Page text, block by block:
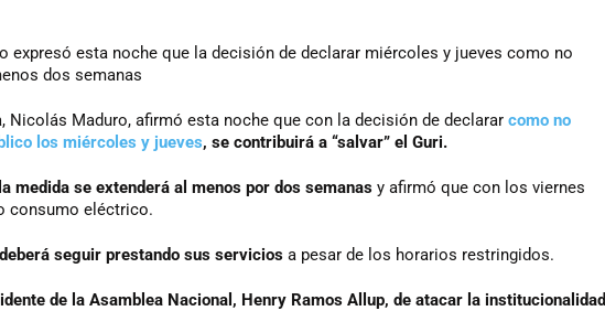
expresó esta noche que la decisión de declarar miércoles y jueves como no
dos semanas
Nicolás Maduro, afirmó esta noche que con la decisión de declarar como no
los miércoles y jueves, se contribuirá a “salvar” el Guri.
la medida se extenderá al menos por dos semanas y afirmó que con los viernes
consumo eléctrico.
seguir prestando sus servicios a pesar de los horarios restringidos.
de la Asamblea Nacional, Henry Ramos Allup, de atacar la institucionalidad